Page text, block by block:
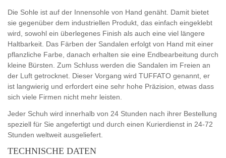
Die Sohle ist auf der Innensohle von Hand genäht. Damit bietet
sie gegenüber dem industriellen Produkt, das einfach eingeklebt
wird, sowohl ein überlegenes Finish als auch eine viel längere
Haltbarkeit. Das Färben der Sandalen erfolgt von Hand mit einer
pflanzliche Farbe, danach erhalten sie eine Endbearbeitung durch
kleine Bürsten. Zum Schluss werden die Sandalen im Freien an
der Luft getrocknet. Dieser Vorgang wird TUFFATO genannt, er
ist langwierig und erfordert eine sehr hohe Präzision, etwas dass
sich viele Firmen nicht mehr leisten.
Jeder Schuh wird innerhalb von 24 Stunden nach ihrer Bestellung
speziell für Sie angefertigt und durch einen Kurierdienst in 24-72
Stunden weltweit ausgeliefert.
TECHNISCHE DATEN